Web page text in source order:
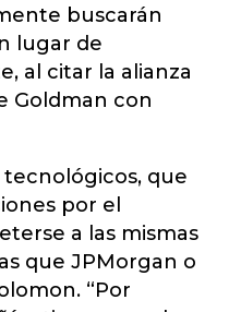
buscarán
lugar de
al citar la alianza
Goldman con
tecnológicos, que
por el
a las mismas
que JPMorgan o
“Por